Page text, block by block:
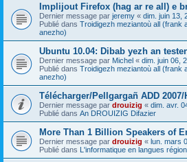
Implijout Firefox (hag ar re all) e
Dernier message par jeremy « dim. juin 13,
Publié dans Troidigezh meziantoù all (frank
anezho)
Ubuntu 10.04: Dibab yezh an
Dernier message par Michel « dim. juin 06,
Publié dans Troidigezh meziantoù all (frank
anezho)
Télécharger/Pellgargañ ADD 2007/
Dernier message par drouizig « dim. avr.
Publié dans An DROUIZIG Difazier
More Than 1 Billion Speakers of
Dernier message par drouizig « lun. mars
Publié dans L'informatique en langues